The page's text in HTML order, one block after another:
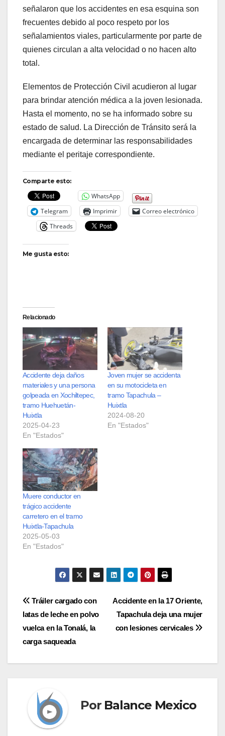
señalaron que los accidentes en esa esquina son
frecuentes debido al poco respeto por los
señalamientos viales, particularmente por parte de
quienes circulan a alta velocidad o no hacen alto
total.
Elementos de Protección Civil acudieron al lugar
para brindar atención médica a la joven lesionada.
Hasta el momento, no se ha informado sobre su
estado de salud. La Dirección de Tránsito será la
encargada de determinar las responsabilidades
mediante el peritaje correspondiente.
Comparte esto:
WhatsApp
Telegram
Imprimir
Correo electrónico
Threads
Me gusta esto:
Relacionado
Accidente deja daños
materiales y una persona
golpeada en Xochiltepec,
tramo Huehuetán-
Huixtla
2025-04-23
En "Estados"
Joven mujer se accidenta
en su motocicleta en
tramo Tapachula –
Huixtla
2024-08-20
En "Estados"
Muere conductor en
trágico accidente
carretero en el tramo
Huixtla-Tapachula
2025-05-03
En "Estados"
Navegación
de
entradas
Accidente en la 17 Oriente,
Tapachula deja una mujer
con lesiones cervicales
Tráiler cargado con
latas de leche en polvo
vuelca en la Tonalá, la
carga saqueada
Por Balance Mexico